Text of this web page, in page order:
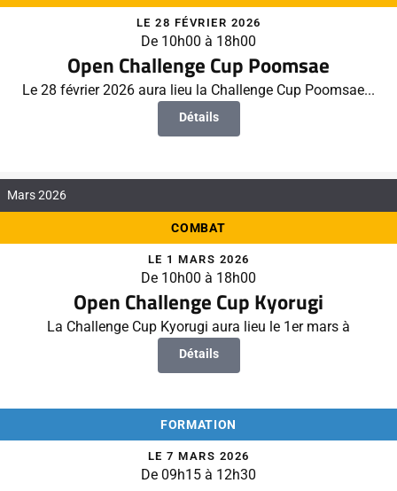
LE 28 FÉVRIER 2026
De 10h00 à 18h00
Open Challenge Cup Poomsae
Le 28 février 2026 aura lieu la Challenge Cup Poomsae...
Détails
Mars 2026
COMBAT
LE 1 MARS 2026
De 10h00 à 18h00
Open Challenge Cup Kyorugi
La Challenge Cup Kyorugi aura lieu le 1er mars à
Détails
FORMATION
LE 7 MARS 2026
De 09h15 à 12h30